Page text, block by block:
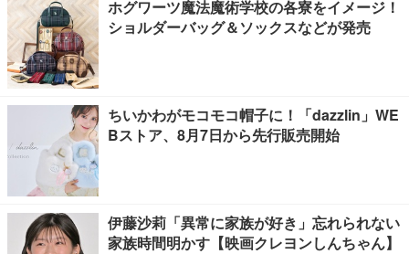
ホグワーツ魔法魔術学校の各寮をイメージ！
ショルダーバッグ＆ソックスなどが発売
ちいかわがモコモコ帽子に！「dazzlin」WE
Bストア、8月7日から先行販売開始
伊藤沙莉「異常に家族が好き」忘れられない
家族時間明かす【映画クレヨンしんちゃん】